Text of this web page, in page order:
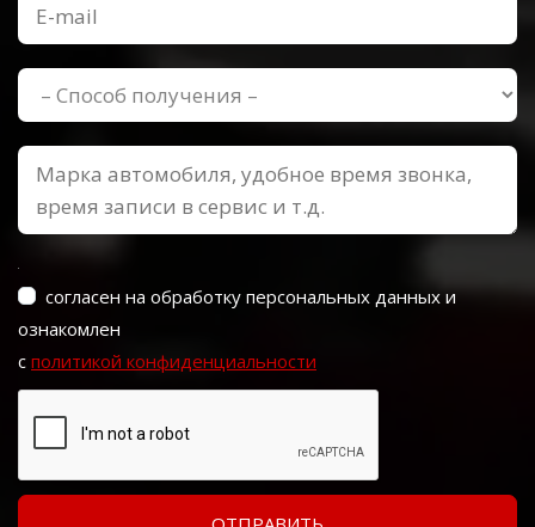
согласен на обработку персональных данных и
ознакомлен
с политикой конфиденциальности